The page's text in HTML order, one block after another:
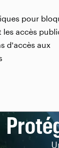
pour
accès
d'accès aux